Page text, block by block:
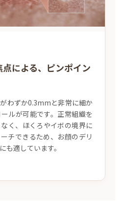
による、ピンポイン
わずか0.3mmと非常に細か
ルが可能です。正常組織を
く、ほくろやイボの境界に
チできるため、お顔のデリ
も適しています。